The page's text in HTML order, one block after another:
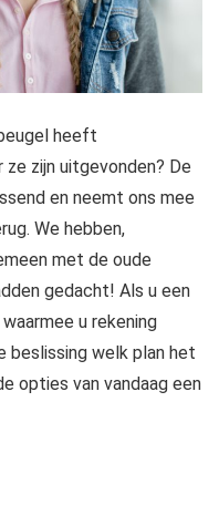
heeft
zijn uitgevonden? De
en neemt ons mee
We hebben,
met de oude
gedacht! Als u een
u rekening
beslissing welk plan het
opties van vandaag een